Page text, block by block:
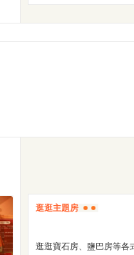
逛逛主題房
逛逛寶石房、鹽巴房等